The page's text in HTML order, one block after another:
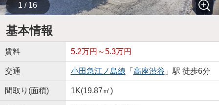
1 / 16
基本情報
賃料 5.2万円～5.3万円
交通 小田急江ノ島線 「 高座渋谷 」駅 徒歩6分
間取り(面積) 1K(19.87㎡)